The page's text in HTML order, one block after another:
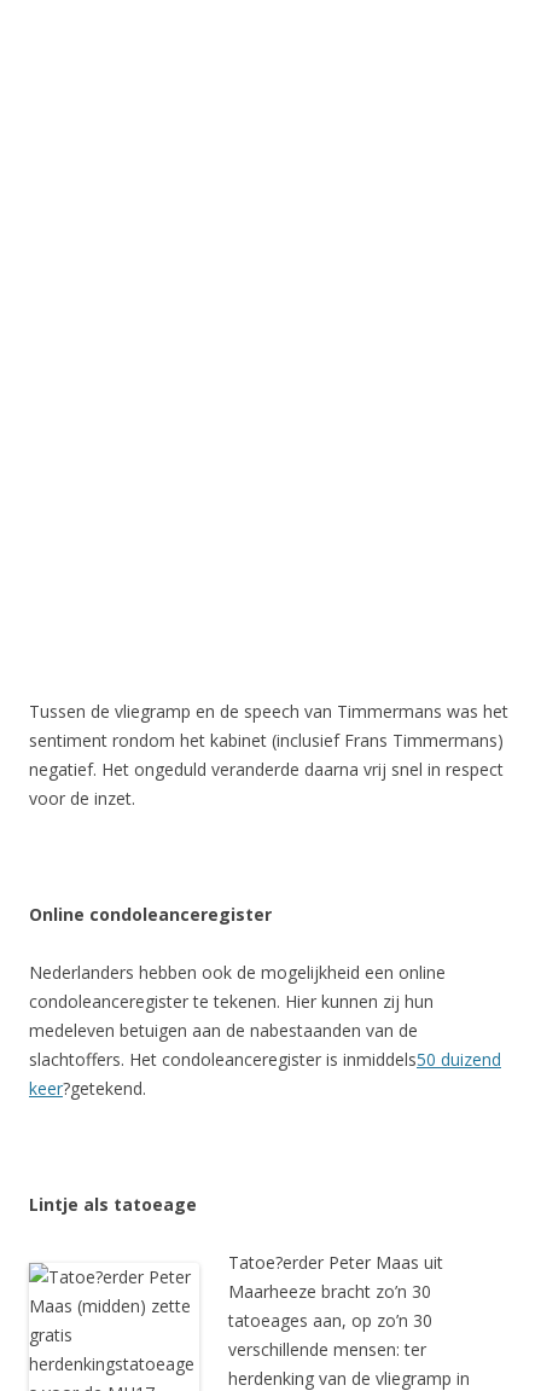
Tussen de vliegramp en de speech van Timmermans was het
sentiment rondom het kabinet (inclusief Frans Timmermans)
negatief. Het ongeduld veranderde daarna vrij snel in respect
voor de inzet.
Online condoleanceregister
Nederlanders hebben ook de mogelijkheid een online
condoleanceregister te tekenen. Hier kunnen zij hun
medeleven betuigen aan de nabestaanden van de
slachtoffers. Het condoleanceregister is inmiddels50 duizend
keer?getekend.
Lintje als tatoeage
Tatoe?erder Peter Maas uit
Maarheeze bracht zo’n 30
tatoeages aan, op zo’n 30
verschillende mensen: ter
herdenking van de vliegramp in